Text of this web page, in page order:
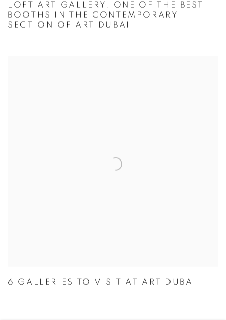
LOFT ART GALLERY, ONE OF THE BEST
BOOTHS IN THE CONTEMPORARY
SECTION OF ART DUBAI
6 GALLERIES TO VISIT AT ART DUBAI